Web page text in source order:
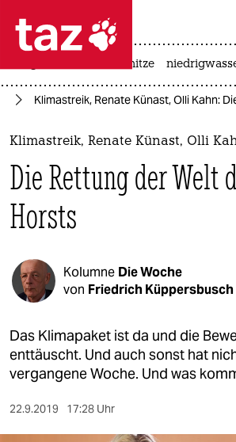
 taz zahl ich
taz zahl ich
themen
politik
öko
kultur
berlin
hitze
Klimastreik, Renate Künast, Olli Kahn:
Klimastreik, Renate Künast, Olli
Die Rettung der Welt
Horsts
Kolumne Die Woche
von Friedrich Küppersbusch
Das Klimapaket ist da und die
enttäuscht. Und auch sonst hat
vergangene Woche. Und was
22.9.2019 17:28 Uhr